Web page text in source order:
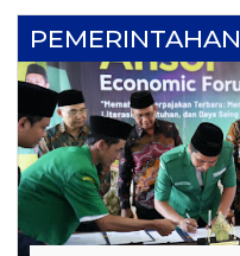
PEMERINTAHAN